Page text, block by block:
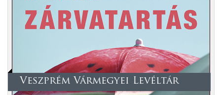
Veszprém Vármegyei Levéltár